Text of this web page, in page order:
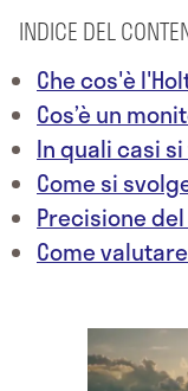
INDICE DEL
Che cos'è
Cos’è un
In quali casi
Come si
Precisione
Come